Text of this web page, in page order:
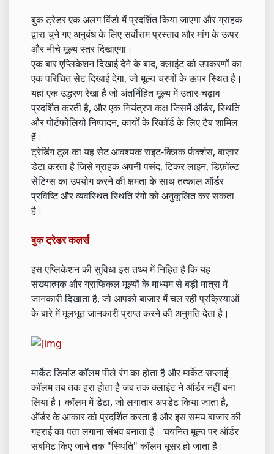
बुक ट्रेडर एक अलग विंडो में प्रदर्शित किया जाएगा और ग्राहक
द्वारा चुने गए अनुबंध के लिए सर्वोत्तम प्रस्ताव और मांग के ऊपर
और नीचे मूल्य स्तर दिखाएगा।
एक बार एप्लिकेशन दिखाई देने के बाद, क्लाइंट को उपकरणों का
एक परिचित सेट दिखाई देगा, जो मूल्य चरणों के ऊपर स्थित है।
यहां एक उद्धरण रेखा है जो अंतर्निहित मूल्य में उतार-चढ़ाव
प्रदर्शित करती है, और एक नियंत्रण कक्ष जिसमें ऑर्डर, स्थिति
और पोर्टफोलियो निष्पादन, कार्यों के रिकॉर्ड के लिए टैब शामिल
हैं।
ट्रेडिंग टूल का यह सेट आवश्यक राइट-क्लिक फ़ंक्शंस, बाज़ार
डेटा करता है जिसे ग्राहक अपनी पसंद, टिकर लाइन, डिफ़ॉल्ट
सेटिंग्स का उपयोग करने की क्षमता के साथ तत्काल ऑर्डर
प्रविष्टि और व्यवस्थित स्थिति रंगों को अनुकूलित कर सकता
है।
बुक ट्रेडर कलर्स
इस एप्लिकेशन की सुविधा इस तथ्य में निहित है कि यह
संख्यात्मक और ग्राफिकल मूल्यों के माध्यम से बड़ी मात्रा में
जानकारी दिखाता है, जो आपको बाजार में चल रही प्रक्रियाओं
के बारे में मूलभूत जानकारी प्राप्त करने की अनुमति देता है।
मार्केट डिमांड कॉलम पीले रंग का होता है और मार्केट सप्लाई
कॉलम तब तक हरा होता है जब तक क्लाइंट ने ऑर्डर नहीं बना
लिया है। कॉलम में डेटा, जो लगातार अपडेट किया जाता है,
ऑर्डर के आकार को प्रदर्शित करता है और इस समय बाजार की
गहराई का पता लगाना संभव बनाता है। चयनित मूल्य पर ऑर्डर
सबमिट किए जाने तक "स्थिति" कॉलम धूसर हो जाता है।